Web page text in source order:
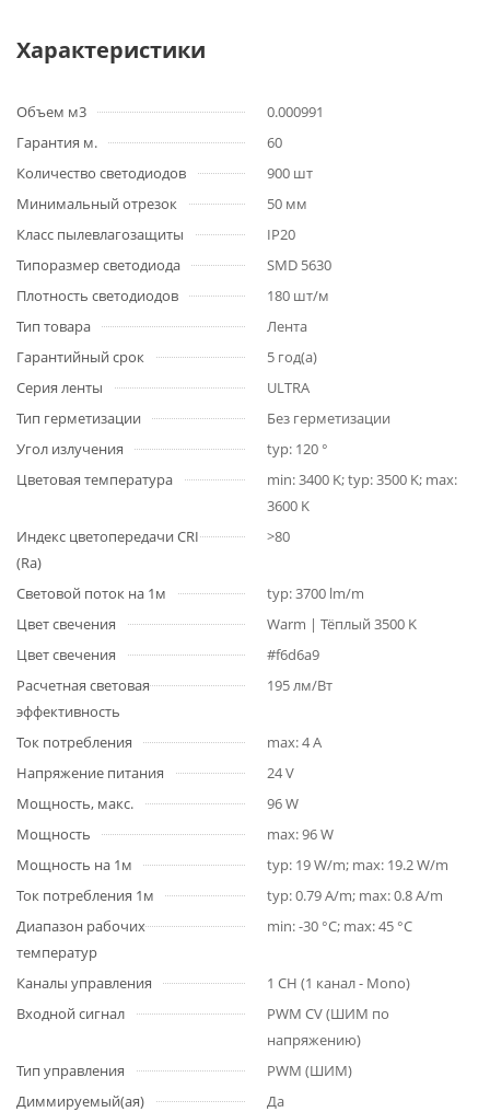
Характеристики
Объем м3
0.000991
Гарантия м.
60
Количество светодиодов
900 шт
Минимальный отрезок
50 мм
Класс пылевлагозащиты
IP20
Типоразмер светодиода
SMD 5630
Плотность светодиодов
180 шт/м
Тип товара
Лента
Гарантийный срок
5 год(а)
Серия ленты
ULTRA
Тип герметизации
Без герметизации
Угол излучения
typ: 120 °
Цветовая температура
min: 3400 K; typ: 3500 K; max:
3600 K
Индекс цветопередачи CRI
(Ra)
>80
Световой поток на 1м
typ: 3700 lm/m
Цвет свечения
Warm | Тёплый 3500 K
Цвет свечения
#f6d6a9
Расчетная световая
эффективность
195 лм/Вт
Ток потребления
max: 4 A
Напряжение питания
24 V
Мощность, макс.
96 W
Мощность
max: 96 W
Мощность на 1м
typ: 19 W/m; max: 19.2 W/m
Ток потребления 1м
typ: 0.79 A/m; max: 0.8 A/m
Диапазон рабочих
температур
min: -30 °C; max: 45 °C
Каналы управления
1 CH (1 канал - Mono)
Входной сигнал
PWM СV (ШИМ по
напряжению)
Тип управления
PWM (ШИМ)
Диммируемый(ая)
Да